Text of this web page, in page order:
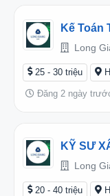
Kế Toán
Long
25 - 30 triệu
Đăng 2 ngày
KỸ SƯ
Long
20 - 40 triệu